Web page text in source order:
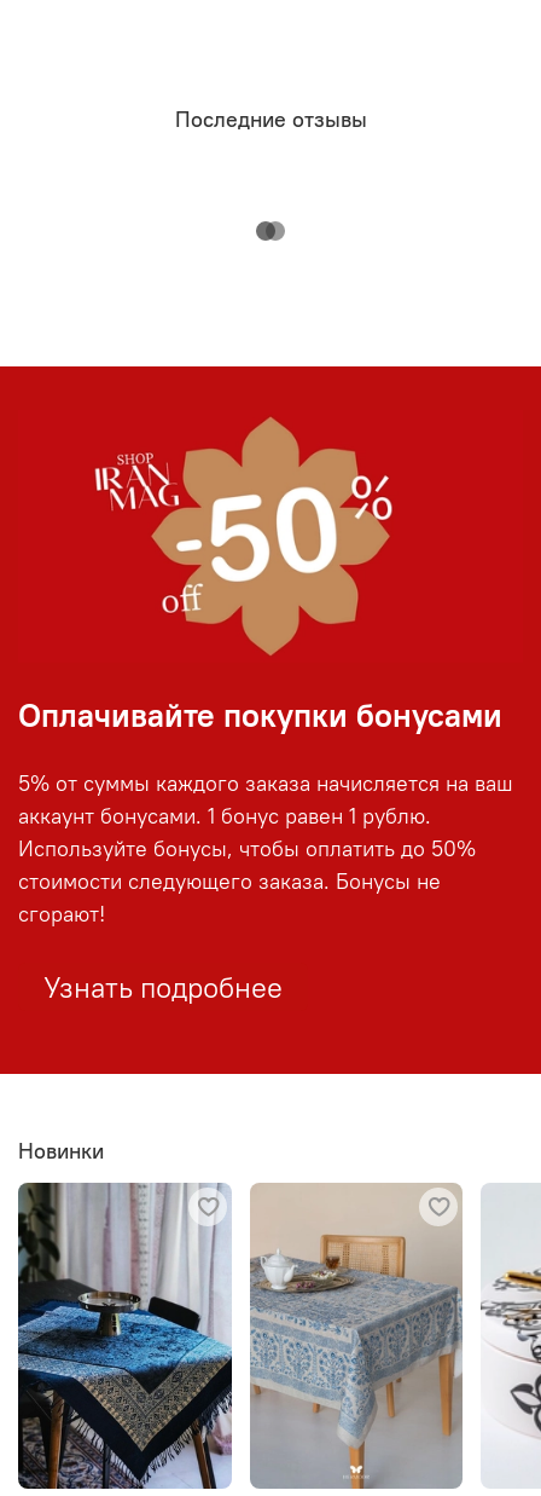
Последние отзывы
Оплачивайте покупки бонусами
5% от суммы каждого заказа начисляется на ваш
аккаунт бонусами. 1 бонус равен 1 рублю.
Используйте бонусы, чтобы оплатить до 50%
стоимости следующего заказа. Бонусы не
сгорают!
Узнать подробнее
Новинки